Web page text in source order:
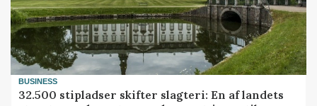
BUSINESS
32.500 stipladser skifter slagteri: En af landets